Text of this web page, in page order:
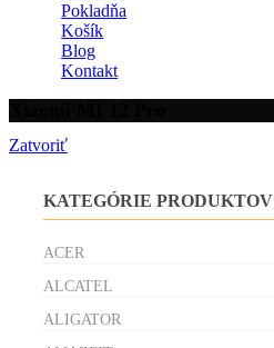
Pokladňa
Košík
Blog
Kontakt
Zatvoriť
KATEGÓRIE PRODUKTOV
ACER
ALCATEL
ALIGATOR